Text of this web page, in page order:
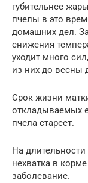
губительнее
пчелы в это
домашних дел.
снижения
уходит много
из них до весны
Срок жизни
откладываемых
пчела стареет.
На
нехватка в
заболевание.